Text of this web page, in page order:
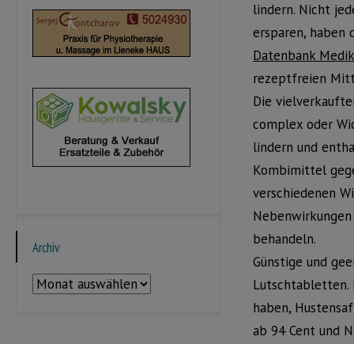
lindern. Nicht
ersparen,
Datenbank
rezeptfreien
Die
complex oder
lindern und
Kombimittel
verschiedenen
behandeln.
Günstige und
Lutschtabletten.
haben,
ab 94 Cent und
Archiv
Archiv